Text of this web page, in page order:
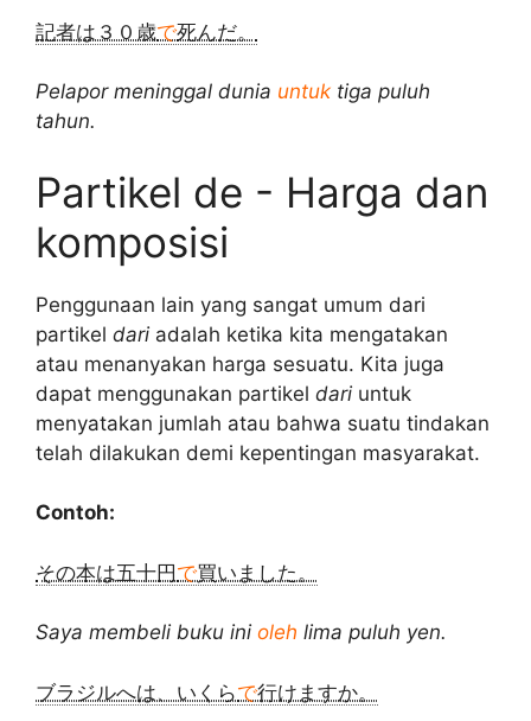
記者は３０歳で死んだ。
Pelapor meninggal dunia untuk tiga puluh
tahun.
Partikel de - Harga dan
komposisi
Penggunaan lain yang sangat umum dari
partikel dari adalah ketika kita mengatakan
atau menanyakan harga sesuatu. Kita juga
dapat menggunakan partikel dari untuk
menyatakan jumlah atau bahwa suatu tindakan
telah dilakukan demi kepentingan masyarakat.
Contoh:
その本は五十円で買いました。
Saya membeli buku ini oleh lima puluh yen.
ブラジルへは、いくらで行けますか。